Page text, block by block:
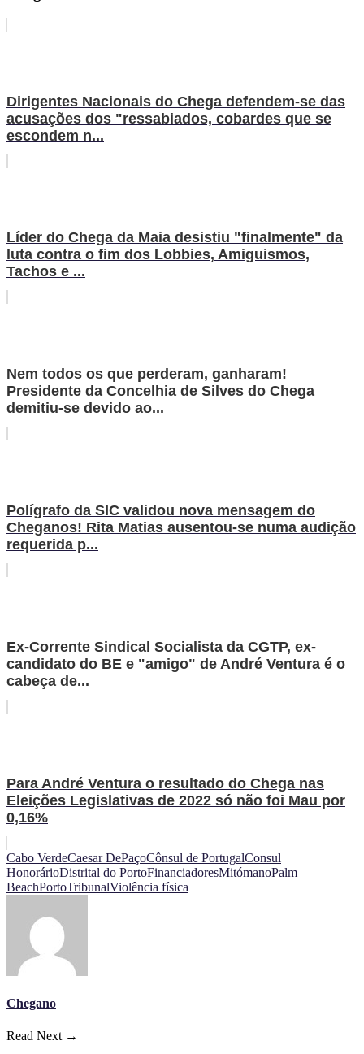
Dirigentes Nacionais do Chega defendem-se das
acusações dos "ressabiados, cobardes que se
escondem n...
Líder do Chega da Maia desistiu "finalmente" da
luta contra o fim dos Lobbies, Amiguismos,
Tachos e ...
Nem todos os que perderam, ganharam!
Presidente da Concelhia de Silves do Chega
demitiu-se devido ao...
Polígrafo da SIC validou nova mensagem do
Cheganos! Rita Matias ausentou-se numa audição
requerida p...
Ex-Corrente Sindical Socialista da CGTP, ex-
candidato do BE e "amigo" de André Ventura é o
cabeça de...
Para André Ventura o resultado do Chega nas
Eleições Legislativas de 2022 só não foi Mau por
0,16%
Cabo VerdeCaesar DePaçoCônsul de PortugalConsul
HonorárioDistrital do PortoFinanciadoresMitómanoPalm
BeachPortoTribunalViolência física
Chegano
Read Next →